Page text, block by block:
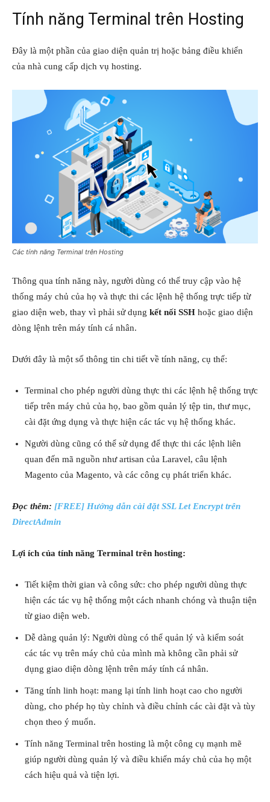
Tính năng Terminal trên Hosting
Đây là một phần của giao diện quản trị hoặc bảng điều khiển
của nhà cung cấp dịch vụ hosting.
Các tính năng Terminal trên Hosting
Thông qua tính năng này, người dùng có thể truy cập vào hệ
thống máy chủ của họ và thực thi các lệnh hệ thống trực tiếp từ
giao diện web, thay vì phải sử dụng kết nối SSH hoặc giao diện
dòng lệnh trên máy tính cá nhân.
Dưới đây là một số thông tin chi tiết về tính năng, cụ thể:
Terminal cho phép người dùng thực thi các lệnh hệ thống trực
tiếp trên máy chủ của họ, bao gồm quản lý tệp tin, thư mục,
cài đặt ứng dụng và thực hiện các tác vụ hệ thống khác.
Người dùng cũng có thể sử dụng để thực thi các lệnh liên
quan đến mã nguồn như artisan của Laravel, câu lệnh
Magento của Magento, và các công cụ phát triển khác.
Đọc thêm: [FREE] Hướng dẫn cài đặt SSL Let Encrypt trên
DirectAdmin
Lợi ích của tính năng Terminal trên hosting:
Tiết kiệm thời gian và công sức: cho phép người dùng thực
hiện các tác vụ hệ thống một cách nhanh chóng và thuận tiện
từ giao diện web.
Dễ dàng quản lý: Người dùng có thể quản lý và kiểm soát
các tác vụ trên máy chủ của mình mà không cần phải sử
dụng giao diện dòng lệnh trên máy tính cá nhân.
Tăng tính linh hoạt: mang lại tính linh hoạt cao cho người
dùng, cho phép họ tùy chỉnh và điều chỉnh các cài đặt và tùy
chọn theo ý muốn.
Tính năng Terminal trên hosting là một công cụ mạnh mẽ
giúp người dùng quản lý và điều khiển máy chủ của họ một
cách hiệu quả và tiện lợi.